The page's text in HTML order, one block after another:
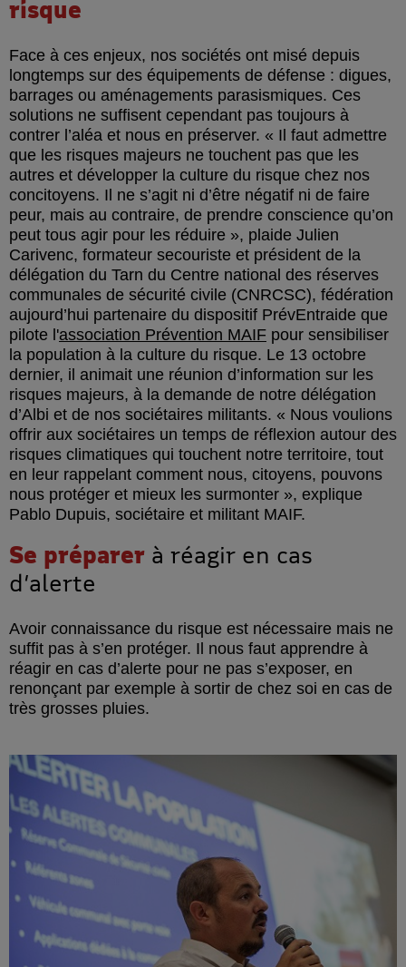
risque
Face à ces enjeux, nos sociétés ont misé depuis
longtemps sur des équipements de défense : digues,
barrages ou aménagements parasismiques. Ces
solutions ne suffisent cependant pas toujours à
contrer l’aléa et nous en préserver.
Il faut admettre
que les risques majeurs ne touchent pas que les
autres et développer la culture du risque chez nos
concitoyens. Il ne s’agit ni d’être négatif ni de faire
peur, mais au contraire, de prendre conscience qu’on
peut tous agir pour les réduire
, plaide Julien
Carivenc, formateur secouriste et président de la
délégation du Tarn du Centre national des réserves
communales de sécurité civile (CNRCSC), fédération
aujourd’hui partenaire du dispositif PrévEntraide que
pilote l'association Prévention MAIF pour sensibiliser
la population à la culture du risque. Le 13 octobre
dernier, il animait une réunion d’information sur les
risques majeurs, à la demande de notre délégation
d’Albi et de nos sociétaires militants.
Nous voulions
offrir aux sociétaires un temps de réflexion autour des
risques climatiques qui touchent notre territoire, tout
en leur rappelant comment nous, citoyens, pouvons
nous protéger et mieux les surmonter
, explique
Pablo Dupuis, sociétaire et militant MAIF.
Se préparer à réagir en cas
d’alerte
Avoir connaissance du risque est nécessaire mais ne
suffit pas à s’en protéger. Il nous faut apprendre à
réagir en cas d’alerte pour ne pas s’exposer, en
renonçant par exemple à sortir de chez soi en cas de
très grosses pluies.